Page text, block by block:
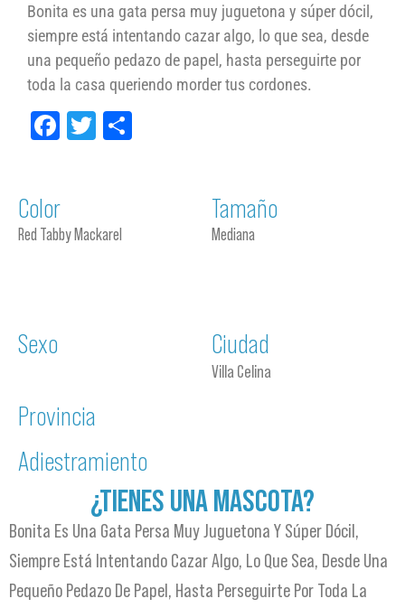
Bonita es una gata persa muy juguetona y súper dócil,
siempre está intentando cazar algo, lo que sea, desde
una pequeño pedazo de papel, hasta perseguirte por
toda la casa queriendo morder tus cordones.
Facebook
Twitter
Color
Red Tabby Mackarel
Tamaño
Mediana
Sexo Ciudad
Villa Celina
Provincia
Adiestramiento
¿TIENES UNA MASCOTA?
Bonita Es Una Gata Persa Muy Juguetona Y Súper Dócil,
Siempre Está Intentando Cazar Algo, Lo Que Sea, Desde Una
Pequeño Pedazo De Papel, Hasta Perseguirte Por Toda La